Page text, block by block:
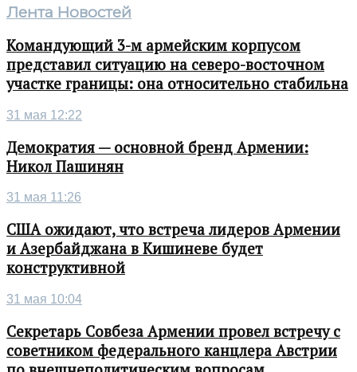
Лента Новостей
Командующий 3-м армейским корпусом
представил ситуацию на северо-восточном
участке границы: она относительно стабильна
31 мая 12:22
Демократия — основной бренд Армении:
Никол Пашинян
31 мая 11:26
США ожидают, что встреча лидеров Армении
и Азербайджана в Кишиневе будет
конструктивной
31 мая 10:04
Секретарь Совбеза Армении провел встречу с
советником федерального канцлера Австрии